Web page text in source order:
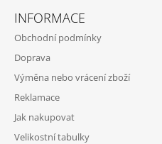
INFORMACE
Obchodní podmínky
Doprava
Výměna nebo vrácení zboží
Reklamace
Jak nakupovat
Velikostní tabulky